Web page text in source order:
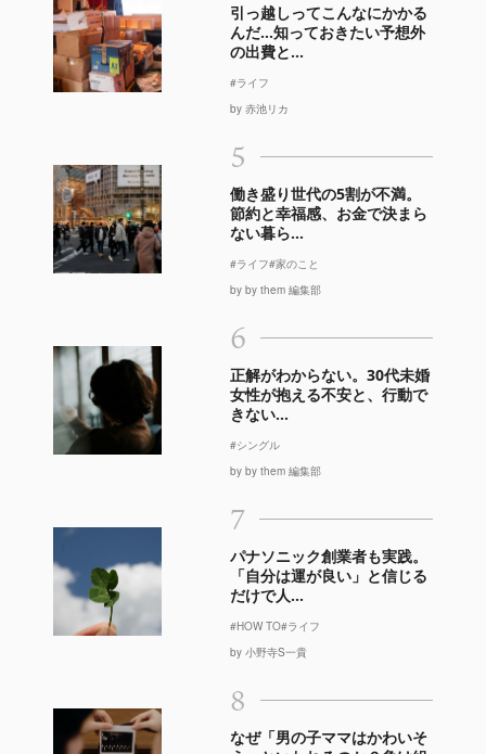
引っ越しってこんなにかかる
んだ…知っておきたい予想外
の出費と...
#ライフ
by 赤池リカ
5
働き盛り世代の5割が不満。
節約と幸福感、お金で決まら
ない暮ら...
#ライフ#家のこと
by by them 編集部
6
正解がわからない。30代未婚
女性が抱える不安と、行動で
きない...
#シングル
by by them 編集部
7
パナソニック創業者も実践。
「自分は運が良い」と信じる
だけで人...
#HOW TO#ライフ
by 小野寺S一貴
8
なぜ「男の子ママはかわいそ